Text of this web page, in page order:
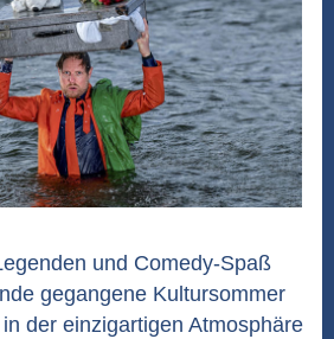
und Comedy-Spaß
gegangene Kultursommer
der einzigartigen Atmosphäre